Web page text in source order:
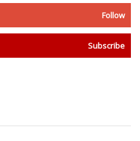
Follow
Subscribe